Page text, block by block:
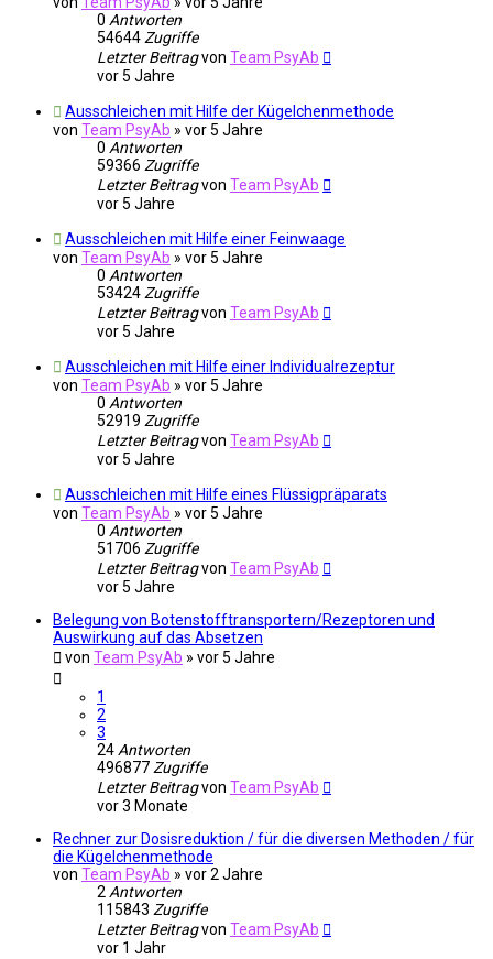
0 Antworten
54644 Zugriffe
Letzter Beitragvon Team PsyAb
vor 5 Jahre
Ausschleichen mit Hilfe der Kügelchenmethode
von Team PsyAb » vor 5 Jahre
0 Antworten
59366 Zugriffe
Letzter Beitragvon Team PsyAb
vor 5 Jahre
Ausschleichen mit Hilfe einer Feinwaage
von Team PsyAb » vor 5 Jahre
0 Antworten
53424 Zugriffe
Letzter Beitragvon Team PsyAb
vor 5 Jahre
Ausschleichen mit Hilfe einer Individualrezeptur
von Team PsyAb » vor 5 Jahre
0 Antworten
52919 Zugriffe
Letzter Beitragvon Team PsyAb
vor 5 Jahre
Ausschleichen mit Hilfe eines Flüssigpräparats
von Team PsyAb » vor 5 Jahre
0 Antworten
51706 Zugriffe
Letzter Beitragvon Team PsyAb
vor 5 Jahre
Belegung von Botenstofftransportern/Rezeptoren und
Auswirkung auf das Absetzen
von Team PsyAb » vor 5 Jahre
1
2
3
24 Antworten
496877 Zugriffe
Letzter Beitragvon Team PsyAb
vor 3 Monate
Rechner zur Dosisreduktion / für die diversen Methoden / für
die Kügelchenmethode
von Team PsyAb » vor 2 Jahre
2 Antworten
115843 Zugriffe
Letzter Beitragvon Team PsyAb
vor 1 Jahr